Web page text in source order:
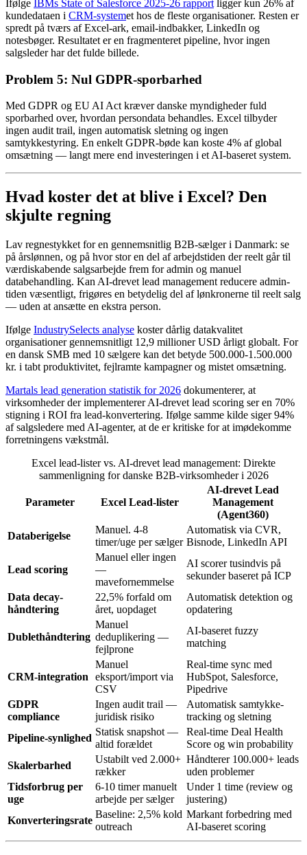
Ifølge IBMs State of Salesforce 2025-26 rapport ligger kun 26% af
kundedataen i CRM-systemet hos de fleste organisationer. Resten er
spredt på tværs af Excel-ark, email-indbakker, LinkedIn og
notesbøger. Resultatet er en fragmenteret pipeline, hvor ingen
salgsleder har det fulde billede.
Problem 5: Nul GDPR-sporbarhed
Med GDPR og EU AI Act kræver danske myndigheder fuld
sporbarhed over, hvordan persondata behandles. Excel tilbyder
ingen audit trail, ingen automatisk sletning og ingen
samtykkestyring. En enkelt GDPR-bøde kan koste 4% af global
omsætning — langt mere end investeringen i et AI-baseret system.
Hvad koster det at blive i Excel? Den
skjulte regning
Lav regnestykket for en gennemsnitlig B2B-sælger i Danmark: se
på årslønnen, og på hvor stor en del af arbejdstiden der reelt går til
værdiskabende salgsarbejde frem for admin og manuel
databehandling. Kan AI-drevet lead management reducere admin-
tiden væsentligt, frigøres en betydelig del af lønkronerne til reelt salg
— uden at ansætte en ekstra person.
Ifølge IndustrySelects analyse koster dårlig datakvalitet
organisationer gennemsnitligt 12,9 millioner USD årligt globalt. For
en dansk SMB med 10 sælgere kan det betyde 500.000-1.500.000
kr. i tabt produktivitet, fejlramte kampagner og mistet omsætning.
Martals lead generation statistik for 2026 dokumenterer, at
virksomheder der implementerer AI-drevet lead scoring ser en 70%
stigning i ROI fra lead-konvertering. Ifølge samme kilde siger 94%
af salgsledere med AI-agenter, at de er kritiske for at imødekomme
forretningens vækstmål.
Excel lead-lister vs. AI-drevet lead management: Direkte
sammenligning for danske B2B-virksomheder i 2026
Parameter Excel Lead-lister
AI-drevet Lead
Management
(Agent360)
Databerigelse
Manuel. 4-8
timer/uge per sælger
Automatisk via CVR,
Bisnode, LinkedIn API
Lead scoring
Manuel eller ingen
—
mavefornemmelse
AI scorer tusindvis på
sekunder baseret på ICP
Data decay-
håndtering
22,5% forfald om
året, uopdaget
Automatisk detektion og
opdatering
Dublethåndtering
Manuel
deduplikering —
fejlprone
AI-baseret fuzzy
matching
CRM-integration
Manuel
eksport/import via
CSV
Real-time sync med
HubSpot, Salesforce,
Pipedrive
GDPR
compliance
Ingen audit trail —
juridisk risiko
Automatisk samtykke-
tracking og sletning
Pipeline-synlighed
Statisk snapshot —
altid forældet
Real-time Deal Health
Score og win probability
Skalerbarhed
Ustabilt ved 2.000+
rækker
Håndterer 100.000+ leads
uden problemer
Tidsforbrug per
uge
6-10 timer manuelt
arbejde per sælger
Under 1 time (review og
justering)
Konverteringsrate
Baseline: 2,5% kold
outreach
Markant forbedring med
AI-baseret scoring